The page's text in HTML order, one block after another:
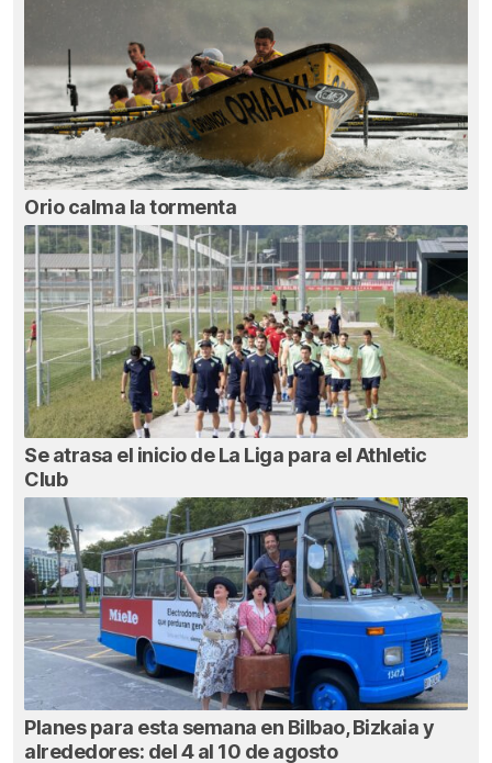
Orio calma la tormenta
Se atrasa el inicio de La Liga para el Athletic
Club
Planes para esta semana en Bilbao, Bizkaia y
alrededores: del 4 al 10 de agosto